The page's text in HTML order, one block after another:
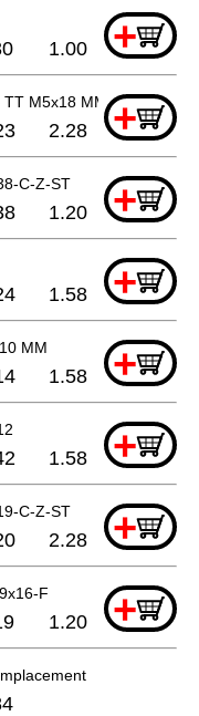
+
1.00
TT M5x18 MM +
2.28
C-Z-ST +
1.20
+
1.58
MM +
1.58
+
1.58
C-Z-ST +
2.28
F +
1.20